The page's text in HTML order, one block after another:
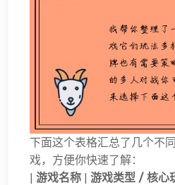
下面这个表格汇总了几个不
戏，方便你快速了解：
| 游戏名称 | 游戏类型 / 核心